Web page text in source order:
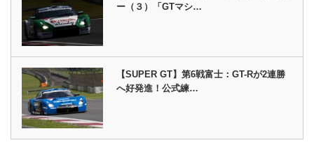
ー（３）「GTマシ…
【SUPER GT】第6戦富士：GT-Rが2連勝
へ好発進！公式練…